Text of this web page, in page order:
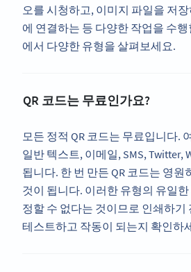
오를 시청하고, 이미지 파일을 저
에 연결하는 등 다양한 작업을 수
에서 다양한 유형을 살펴보세요.
QR 코드는 무료인가요?
모든 정적 QR 코드는 무료입니다.
일반 텍스트, 이메일, SMS, Twitter,
됩니다. 한 번 만든 QR 코드는 영원
것이 됩니다. 이러한 유형의 유일
정할 수 없다는 것이므로 인쇄하기
테스트하고 작동이 되는지 확인하